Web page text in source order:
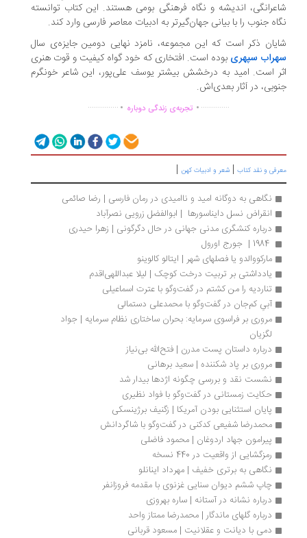
اندیشه و نگاه فرهنگی بومی هستند. این کتاب توانسته
جنوب را با بیانی جهان‌گیرتر به ادبیات معاصر فارسی وارد کند.
ذکر است که این مجموعه، نامزد نهایی دومین جایزه‌ی سال
سپهریبوده است. افتخاری که خود گواه کیفیت و قوت هنری
است. امید به درخشش بیشتر یوسف علی‌پور، این شاعر خونگرم
در آثار بعدی‌اش.
............... .تجربه‌ی زندگی دوباره ...............
و نقد کتاب|شعر و ادبیات کهن|
نگاهی به دوگانه امید و ناامیدی در رمان فارسی | رضا صائمی
انقراض نسل دایناسورها  | ابوالفضل زرویی نصرآباد
درباره کنشگری مدنی جهانی در حال دگرگونی | زهرا حیدری
مارکووالدو یا فصلهای شهر | ایتالو کالوینو
یادداشتی بر تربیت درخت کوچک | لیلا عبداللهی‌اقدم
تناردیه را من کشتم در گفت‌وگو با عترت اسماعیلی
آبیِ کم‌جان در گفت‌وگو با محمد‌علی دستمالی
مروری بر فراسوی سرمایه: بحران ساختاری نظام سرمایه | جواد
درباره داستان پست مدرن | فتح‌الله بی‌نیاز
مروری بر پاد شکننده | سعید برهانی
نشست نقد و بررسی چگونه اژدها بیدار شد
حکایت زمستانی در گفت‌وگو با فواد نظیری
پایان استثنایی بودن آمریکا | زگنیف برژینسکی
محمدرضا شفیعی کدکنی در گفت‌وگو با شاگردانش
پیرامون جهاد اردوغان | محمود فاضلی
رمزگشایی از واقعیت در 440 نسخه
نگاهی به برتری خفیف | مهرداد اینانلو
چاپ ششم دیوان سنایی غزنوی با مقدمه فروزانفر
درباره نشانه در آستانه | ساره بهروزی
درباره گلهای ماندگار | محمدرضا ممتاز واحد
دمی با دیانت و عقلانیت | مسعود قربانی